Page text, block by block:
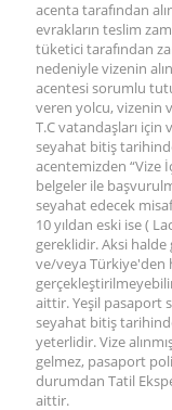
acenta tarafından
evrakların teslim
tüketici tarafından
nedeniyle vizenin
acentesi sorumlu
veren yolcu, vizenin
T.C vatandaşları için
seyahat bitiş
acentemizden “Vize
belgeler ile
seyahat edecek
10 yıldan eski ise (
gereklidir. Aksi
ve/veya Türkiye'den
aittir. Yeşil pasaport
seyahat bitiş
yeterlidir. Vize
gelmez, pasaport
durumdan Tatil
aittir.